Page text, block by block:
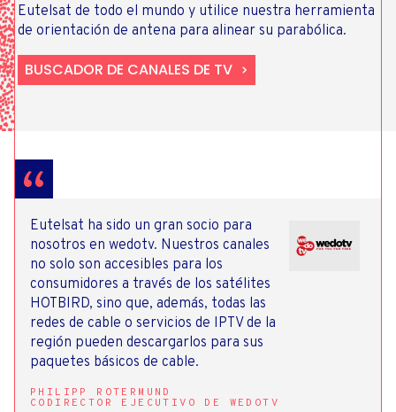
Eutelsat de todo el mundo y utilice nuestra herramienta
de orientación de antena para alinear su parabólica.
BUSCADOR DE CANALES DE TV
Eutelsat ha sido un gran socio para
nosotros en wedotv. Nuestros canales
no solo son accesibles para los
consumidores a través de los satélites
HOTBIRD, sino que, además, todas las
redes de cable o servicios de IPTV de la
región pueden descargarlos para sus
paquetes básicos de cable.
PHILIPP ROTERMUND
CODIRECTOR EJECUTIVO DE WEDOTV